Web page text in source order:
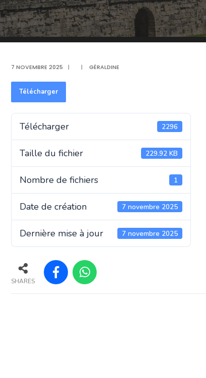
7 NOVEMBRE 2025 | | GÉRALDINE
Télécharger
Télécharger 2296
Taille du fichier 229.92 KB
Nombre de fichiers 1
Date de création 7 novembre 2025
Dernière mise à jour 7 novembre 2025
SHARES